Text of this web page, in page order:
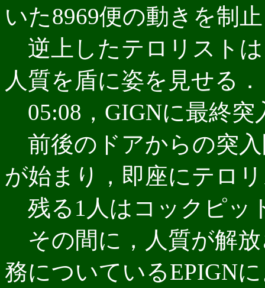
いた8969便の動きを制
逆上したテロリスト
人質を盾に姿を見せる．
05:08，GIGNに最終突
前後のドアからの突
が始まり，即座にテロ
残る1人はコックピッ
その間に，人質が解
務についているEPIGN